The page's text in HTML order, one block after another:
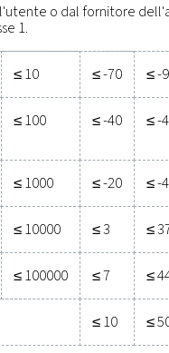
classifica la qualità
di particelle solide,
elettronici, è
di rugiada in
evitare problemi legati
per m3